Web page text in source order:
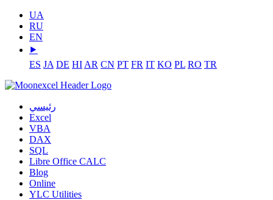
UA
RU
EN
⯈
ES JA DE HI AR CN PT FR IT KO PL RO TR
رئيسي
Excel
VBA
DAX
SQL
Libre Office CALC
Blog
Online
YLC Utilities